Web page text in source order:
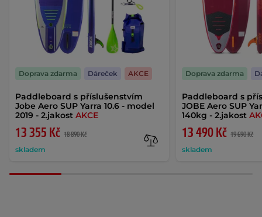
Paddleboard s příslušenstvím
Jobe Aero SUP Yarra 10.6 - model
2019 - 2.jakost AKCE
13 355 Kč 18 890 Kč
skladem
Doprava zdarma Dáreček AKCE
Paddleboard s
JOBE Aero SUP
140kg - 2.jakost
13 490 Kč 19 690 Kč
skladem
Doprava zdarma